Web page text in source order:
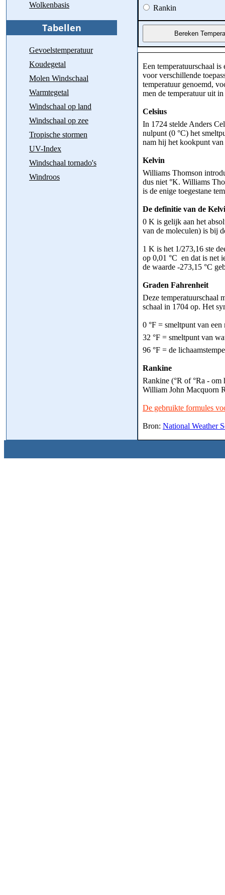
Wolkenbasis
Gevoelstemperatuur
Koudegetal
Molen Windschaal
Warmtegetal
Windschaal op land
Windschaal op zee
Tropische stormen
UV-Index
Windschaal tornado's
Windroos
Rankin
Een temperatuurschaal
voor verschillende
temperatuur genoemd,
men de temperatuur uit
Celsius
In 1724 stelde Anders
nulpunt (0 °C) het
nam hij het kookpunt van
Kelvin
Williams Thomson
dus niet °K. Williams
is de enige toegestane
De definitie van de
0 K is gelijk aan het
van de moleculen) is bij
1 K is het 1/273,16 ste
op 0,01 °C en dat is net
de waarde -273,15 °C
Graden Fahrenheit
Deze temperatuurschaal
schaal in 1704 op. Het
0 °F = smeltpunt van
32 °F = smeltpunt van
96 °F = de
Rankine
Rankine (°R of °Ra - om
William John Macquorn
De gebruikte formules
Bron: National Weather